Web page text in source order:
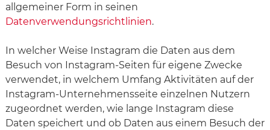
allgemeiner Form in seinen
Datenverwendungsrichtlinien.
In welcher Weise Instagram die Daten aus dem
Besuch von Instagram-Seiten für eigene Zwecke
verwendet, in welchem Umfang Aktivitäten auf der
Instagram-Unternehmensseite einzelnen Nutzern
zugeordnet werden, wie lange Instagram diese
Daten speichert und ob Daten aus einem Besuch der